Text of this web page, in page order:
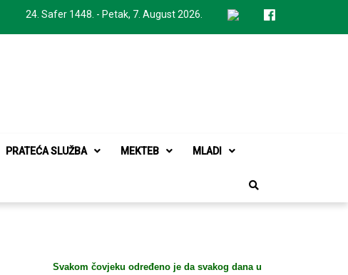
24. Safer 1448. - Petak, 7. August 2026.
PRATEĆA SLUŽBA MEKTEB MLADI
Svakom čovjeku određeno je da svakog dana u